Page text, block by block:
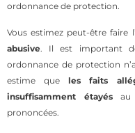
ordonnance de protection.
Vous estimez peut-être faire
abusive. Il est important
ordonnance de protection
estime queles faits
insuffisamment étayésau
prononcées.